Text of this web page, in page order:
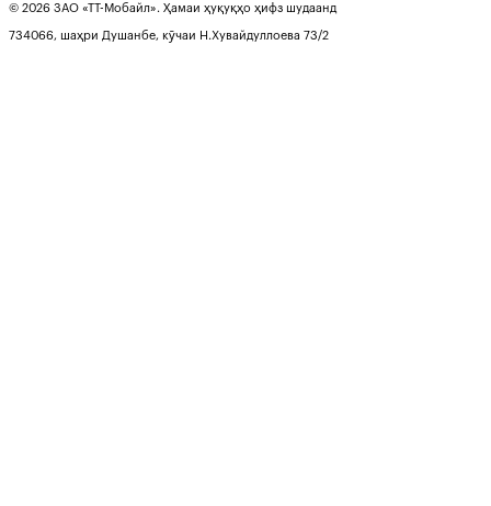
© 2026 ЗАО «ТТ-Мобайл». Ҳамаи ҳуқуқҳо ҳифз шудаанд
734066, шаҳри Душанбе, кӯчаи Н.Хувайдуллоева 73/2